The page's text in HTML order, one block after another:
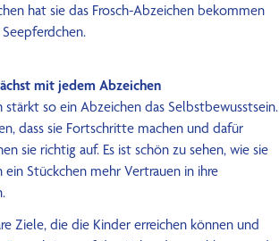
hat sie das Frosch-Abzeichen bekommen
mit jedem Abzeichen
stärkt so ein Abzeichen das Selbstbewusstsein.
dass sie Fortschritte machen und dafür
sie richtig auf. Es ist schön zu sehen, wie sie
Stückchen mehr Vertrauen in ihre
Ziele, die die Kinder erreichen können und